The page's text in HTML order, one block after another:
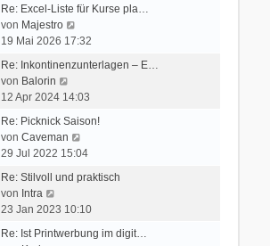
a
i
t
r
a
g
e
B
i
r
a
g
e
s
t
e
B
i
r
a
Re: Excel-Liste für Kurse pla…
von Majestro
e
e
t
e
r
B
i
r
a
19 Mai 2026 17:32
Re: Inkontinenzunterlagen – E…
von Balorin
e
e
s
t
e
B
i
12 Apr 2024 14:03
Re: Picknick Saison!
von Caveman
e
e
t
e
29 Jul 2022 15:04
Re: Stilvoll und praktisch
von Intra
e
e
23 Jan 2023 10:10
Re: Ist Printwerbung im digit…